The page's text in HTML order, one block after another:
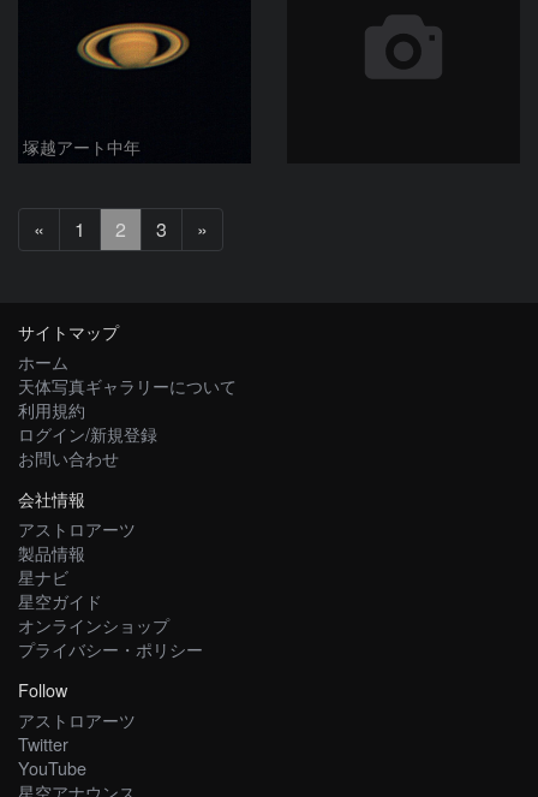
塚越アート中年
«
へ
1 2 3 »
へ
サイトマップ
ホーム
天体写真ギャラリーについて
利用規約
ログイン/新規登録
お問い合わせ
会社情報
アストロアーツ
製品情報
星ナビ
星空ガイド
オンラインショップ
プライバシー・ポリシー
Follow
アストロアーツ
Twitter
YouTube
星空アナウンス